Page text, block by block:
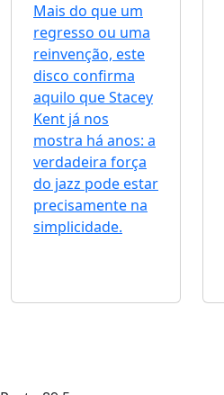
Mais do que um
regresso ou uma
reinvenção, este
disco confirma
aquilo que Stacey
Kent já nos
mostra há anos: a
verdadeira força
do jazz pode estar
precisamente na
simplicidade.